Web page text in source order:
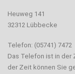
Heuweg 141
32312 Lübbecke
Telefon: (05741) 7472
Das Telefon ist in der
der Zeit können Sie